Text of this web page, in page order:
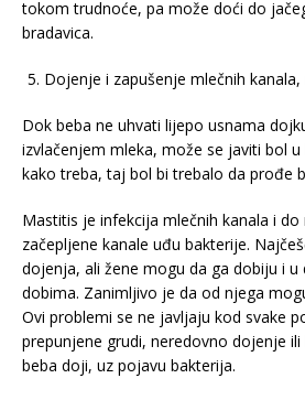
tokom trudnoće, pa može doći do
bradavica.
Dojenje i zapušenje mlečnih
Dok beba ne uhvati lijepo usnama
izvlačenjem mleka, može se javiti bol u
kako treba, taj bol bi trebalo da prođe
Mastitis je infekcija mlečnih kanala i do
začepljene kanale uđu bakterije.
dojenja, ali žene mogu da ga dobiju i u
dobima. Zanimljivo je da od njega
Ovi problemi se ne javljaju kod svake
prepunjene grudi, neredovno dojenje
beba doji, uz pojavu bakterija.